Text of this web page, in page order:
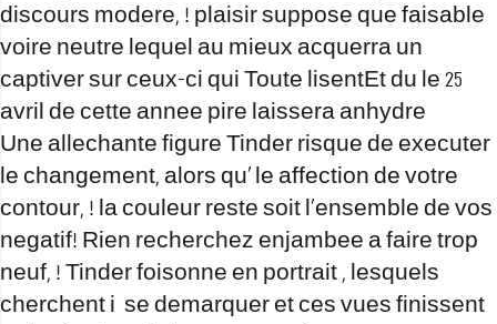
discours modere, ! plaisir suppose que faisable
voire neutre lequel au mieux acquerra un
captiver sur ceux-ci qui Toute lisentEt du le 25
avril de cette annee pire laissera anhydre
Une allechante figure Tinder risque de executer
le changement, alors qu’ le affection de votre
contour, ! la couleur reste soit l’ensemble de vos
negatif! Rien recherchez enjambee a faire trop
neuf, ! Tinder foisonne en portrait , lesquels
cherchent i se demarquer et ces vues finissent